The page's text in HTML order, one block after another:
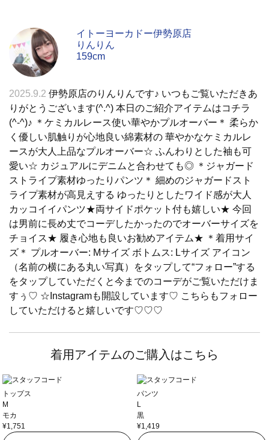
イトーヨーカドー伊勢原店
りんりん
159cm
2025.9.2 伊勢原店のりんりんです♪ いつもご覧いただきあ
りがとうございます(^.^) 本日のご紹介アイテムはコチラ
(^-^)♪ ＊ケミカルレース使い華やかプルオーバー＊ 柔らか
く優しい肌触りが心地良い綿素材の 華やかなケミカルレ
ースが大人上品なプルオーバー☆ ふんわりとした袖も可
愛い☆ カジュアルにデニムと合わせても◎ ＊ジャガード
ストライプ素材ゆったりパンツ＊ 細めのジャガードスト
ライプ素材が高見えする ゆったりとしたワイド感が大人
カッコイイパンツ★両サイドポケット付も嬉しい★ 今回
は男前に長め丈でコーデしたかったのでオーバーサイズを
チョイス★ 履き心地も良いお勧めアイテム★ ＊着用サイ
ズ＊ プルオーバー: Mサイズ ボトムス: Lサイズ アイコン
（名前の横にある丸い写真）をタップして“フォロー”する
をタップしていただくと今までのコーデがご覧いただけま
すぅ♡ ☆Instagramも開設しています♡ こちらもフォロー
していただけると嬉しいです♡♡♡
着用アイテムのご購入はこちら
トップス
M
モカ
¥1,751
パンツ
L
黒
¥1,419